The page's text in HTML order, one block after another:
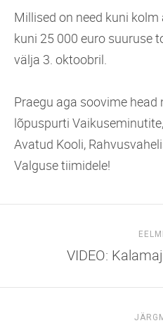
Millised on need kuni
kuni 25 000 euro suuruse
välja 3. oktoobril.
Praegu aga soovime head
lõpuspurti
Avatud Kooli,
Valguse tiimidele!
VIDEO: